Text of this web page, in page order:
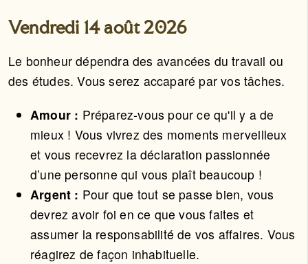
Vendredi 14 août 2026
Le bonheur dépendra des avancées du travail ou
des études. Vous serez accaparé par vos tâches.
Amour : Préparez-vous pour ce qu'il y a de
mieux ! Vous vivrez des moments merveilleux
et vous recevrez la déclaration passionnée
d’une personne qui vous plaît beaucoup !
Argent : Pour que tout se passe bien, vous
devrez avoir foi en ce que vous faites et
assumer la responsabilité de vos affaires. Vous
réagirez de façon inhabituelle.